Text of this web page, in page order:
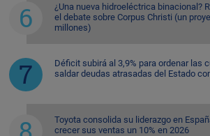
¿Una nueva hidroeléctrica binacional?
el debate sobre Corpus Christi (un
millones)
Déficit subirá al 3,9% para ordenar las
saldar deudas atrasadas del Estado
Toyota consolida su liderazgo en
crecer sus ventas un 10% en 2026